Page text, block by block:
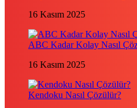
16 Kasım 2025
ABC Kadar Kolay Nasıl
16 Kasım 2025
Kendoku Nasıl Çözülür?